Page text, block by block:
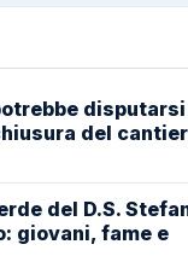
del
del D.S.
giovani, fame e